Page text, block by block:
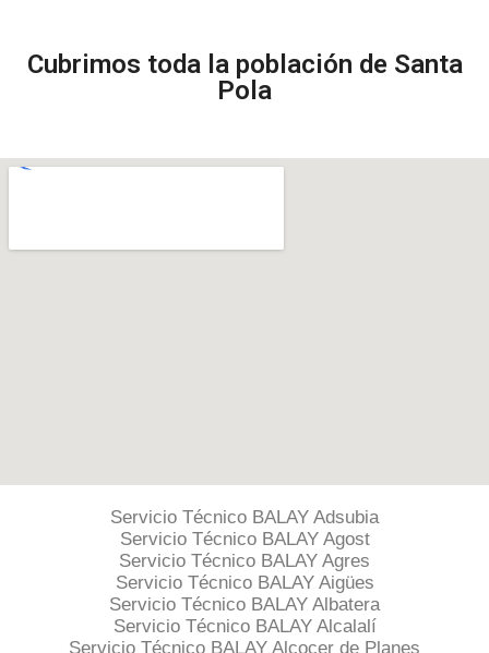
Cubrimos toda la población de Santa
Pola
Servicio Técnico BALAY Adsubia
Servicio Técnico BALAY Agost
Servicio Técnico BALAY Agres
Servicio Técnico BALAY Aigües
Servicio Técnico BALAY Albatera
Servicio Técnico BALAY Alcalalí
Servicio Técnico BALAY Alcocer de Planes